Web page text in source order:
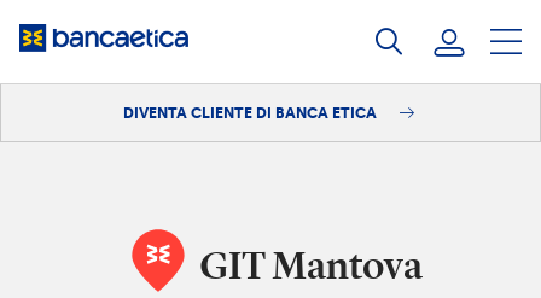
DIVENTA CLIENTE DI BANCA ETICA
GIT Mantova